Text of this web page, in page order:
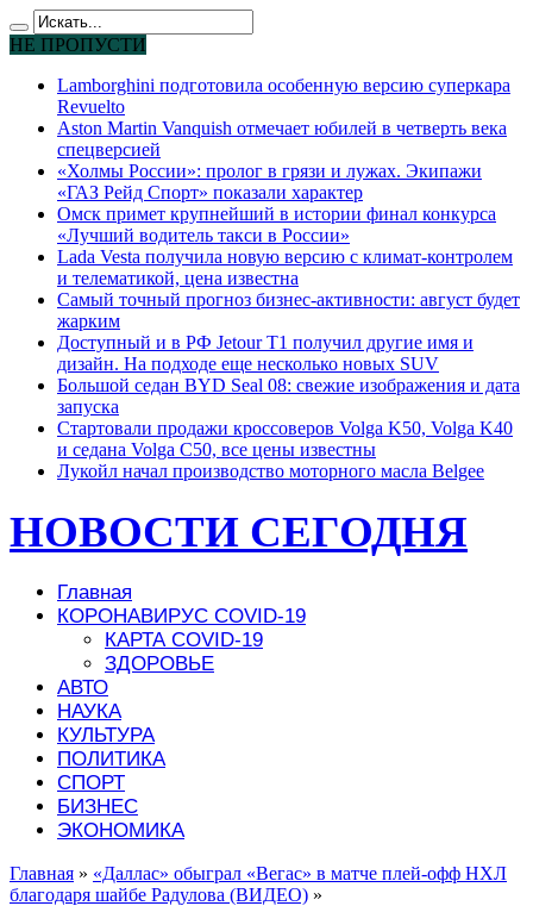
НЕ ПРОПУСТИ
Lamborghini подготовила особенную версию суперкара
Revuelto
Aston Martin Vanquish отмечает юбилей в четверть века
спецверсией
«Холмы России»: пролог в грязи и лужах. Экипажи
«ГАЗ Рейд Спорт» показали характер
Омск примет крупнейший в истории финал конкурса
«Лучший водитель такси в России»
Lada Vesta получила новую версию с климат-контролем
и телематикой, цена известна
Самый точный прогноз бизнес-активности: август будет
жарким
Доступный и в РФ Jetour T1 получил другие имя и
дизайн. На подходе еще несколько новых SUV
Большой седан BYD Seal 08: свежие изображения и дата
запуска
Стартовали продажи кроссоверов Volga K50, Volga K40
и седана Volga C50, все цены известны
Лукойл начал производство моторного масла Belgee
НОВОСТИ СЕГОДНЯ
Главная
КОРОНАВИРУС COVID-19
КАРТА COVID-19
ЗДОРОВЬЕ
АВТО
НАУКА
КУЛЬТУРА
ПОЛИТИКА
СПОРТ
БИЗНЕС
ЭКОНОМИКА
Главная » «Даллас» обыграл «Вегас» в матче плей-офф НХЛ
благодаря шайбе Радулова (ВИДЕО) »